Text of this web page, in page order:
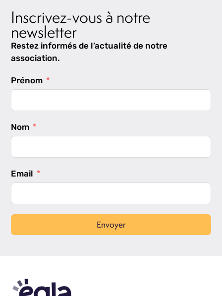
Inscrivez-vous à notre
newsletter
Restez informés de l’actualité de notre
association.
Prénom
Nom
Email
Envoyer